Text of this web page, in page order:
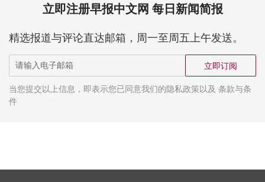
立即注册早报中文网 每日新闻简报
精选报道与评论直达邮箱，周一至周五上午发送。
立即订阅
当您提交以上信息，即表示您已同意我们的隐私政策以及 条款与条
件